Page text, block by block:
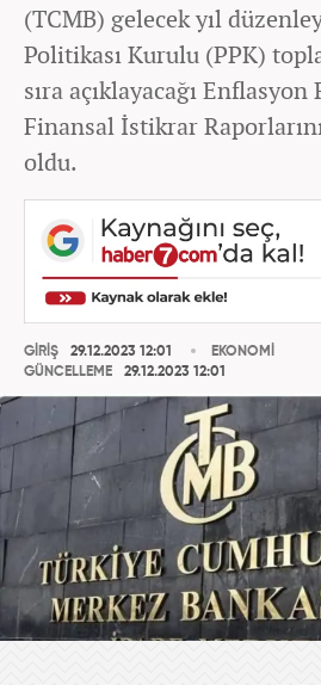
(TCMB) gelecek yıl
Politikası Kurulu (PPK)
sıra açıklayacağı Enflasyon
Finansal İstikrar
oldu.
GİRİŞ
29.12.2023 12:01
GÜNCELLEME
29.12.2023 12:01
EKONOMİ